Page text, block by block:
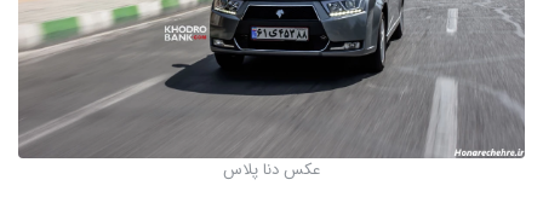
عکس دنا پلاس